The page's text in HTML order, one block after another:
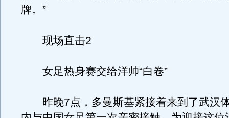
牌。”
现场直击2
女足热身赛交给洋帅“白卷”
昨晚7点，多曼斯基紧接着来到了武汉